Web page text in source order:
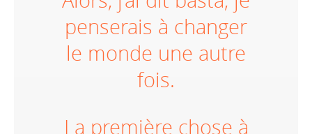
penserais à changer
le monde une autre
fois.
La première chose à